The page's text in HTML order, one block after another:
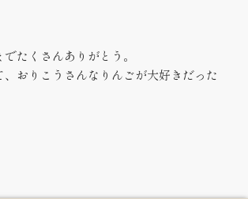
たくさんありがとう。
、おりこうさんなりんごが大好きだった